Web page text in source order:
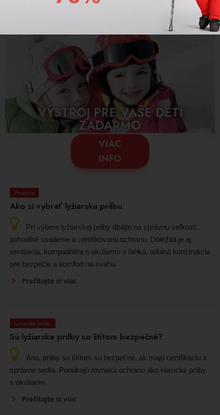
prísľubom maximálneho komfortu a výnimočnosti. Zažiarte na
VÝSTROJ PRE VAŠE DETI
ZADARMO
VIAC
INFO
Poradňa
Ako si vybrať lyžiarsku prilbu
Pri výbere lyžiarskej prilby dbajte na správnu veľkosť,
pohodlné usadenie a certifikovanú ochranu. Dôležitá je aj
ventilácia, kompatibilita s okuliarmi a ľahká, odolná konštrukcia
pre bezpečie a komfort na svahu.
Prečítajte si viac
Lyžiarske prilby
Sú lyžiarske prilby so štítom bezpečné?
Áno, prilby so štítom sú bezpečné, ak majú certifikáciu a
správne sedia. Ponúkajú rovnakú ochranu ako klasické prilby
s okuliarmi.
Prečítajte si viac